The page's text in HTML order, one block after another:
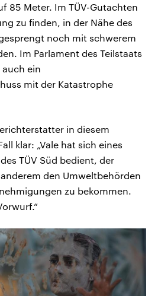
85 Meter. Im TÜV-Gutachten
zu finden, in der Nähe des
noch mit schwerem
Im Parlament des Teilstaats
auch ein
mit der Katastrophe
in diesem
klar: „Vale hat sich eines
TÜV Süd bedient, der
den Umweltbehörden
zu bekommen.